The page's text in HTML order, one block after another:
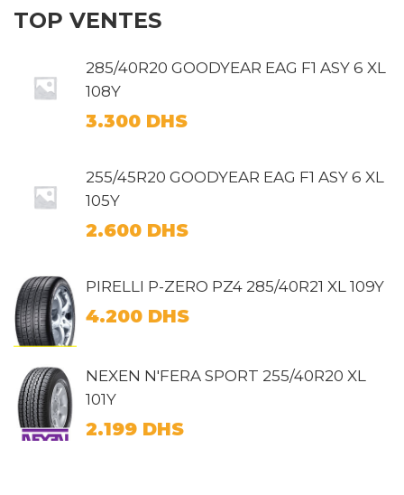
TOP VENTES
285/40R20 GOODYEAR EAG F1 ASY 6 XL
108Y
3.300 DHS
255/45R20 GOODYEAR EAG F1 ASY 6 XL
105Y
2.600 DHS
PIRELLI P-ZERO PZ4 285/40R21 XL 109Y
4.200 DHS
NEXEN N'FERA SPORT 255/40R20 XL
101Y
2.199 DHS